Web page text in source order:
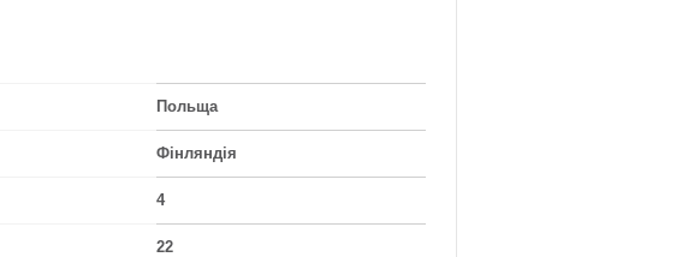
Польща
Фінляндія
4
22